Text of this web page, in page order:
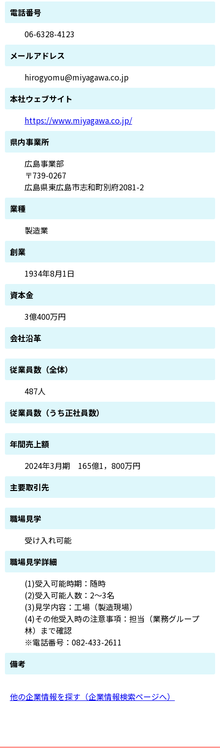
電話番号
06-6328-4123
メールアドレス
hirogyomu@miyagawa.co.jp
本社ウェブサイト
https://www.miyagawa.co.jp/
県内事業所
広島事業部
〒739-0267
広島県東広島市志和町別府2081-2
業種
製造業
創業
1934年8月1日
資本金
3億400万円
会社沿革
従業員数（全体）
487人
従業員数（うち正社員数）
年間売上額
2024年3月期 165億1，800万円
主要取引先
職場見学
受け入れ可能
職場見学詳細
(1)受入可能時期：随時
(2)受入可能人数：2～3名
(3)見学内容：工場（製造現場）
(4)その他受入時の注意事項：担当（業務グループ
林）まで確認
※電話番号：082-433-2611
備考
他の企業情報を探す（企業情報検索ページへ）